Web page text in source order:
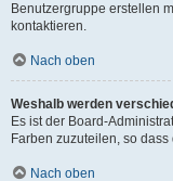
Benutzergruppe erstellen
kontaktieren.
Nach oben
Weshalb werden
Es ist der Board-
Farben zuzuteilen, so
Nach oben